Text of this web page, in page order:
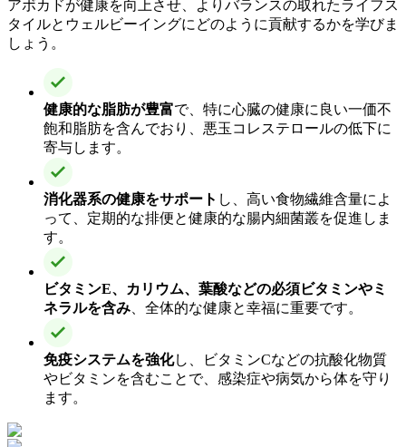
アボカドが健康を向上させ、よりバランスの取れたライフス
タイルとウェルビーイングにどのように貢献するかを学びま
しょう。
健康的な脂肪が豊富で、特に心臓の健康に良い一価不
飽和脂肪を含んでおり、悪玉コレステロールの低下に
寄与します。
消化器系の健康をサポート し、高い食物繊維含量によ
って、定期的な排便と健康的な腸内細菌叢を促進しま
す。
ビタミンE、カリウム、葉酸などの必須ビタミンやミ
ネラルを含み 、全体的な健康と幸福に重要です。
免疫システムを強化し、ビタミンCなどの抗酸化物質
やビタミンを含むことで、感染症や病気から体を守り
ます。